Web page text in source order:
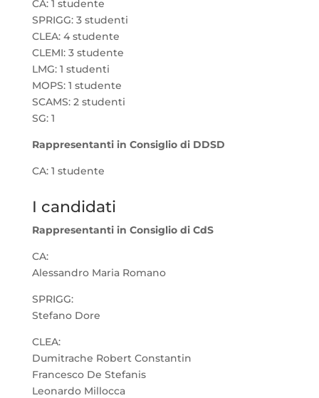
CA: 1 studente
SPRIGG: 3 studenti
CLEA: 4 studente
CLEMI: 3 studente
LMG: 1 studenti
MOPS: 1 studente
SCAMS: 2 studenti
SG: 1
Rappresentanti in Consiglio di DDSD
CA: 1 studente
I candidati
Rappresentanti in Consiglio di CdS
CA:
Alessandro Maria Romano
SPRIGG:
Stefano Dore
CLEA:
Dumitrache Robert Constantin
Francesco De Stefanis
Leonardo Millocca